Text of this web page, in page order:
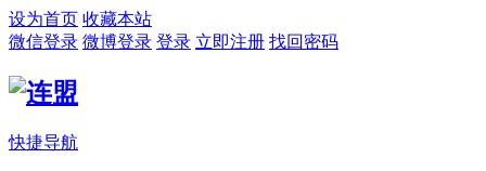
设为首页 收藏本站
微信登录 微博登录 登录 立即注册 找回密码
快捷导航